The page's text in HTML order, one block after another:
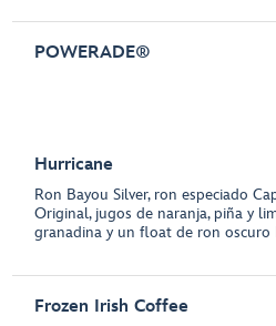
POWERADE®
Hurricane
Ron Bayou Silver, ron especiado
Original, jugos de naranja, piña y
granadina y un float de ron oscuro
Frozen Irish Coffee